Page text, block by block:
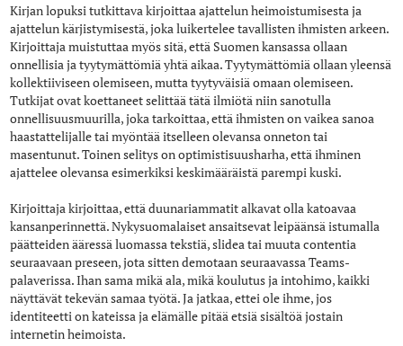
Kirjan lopuksi tutkittava kirjoittaa ajattelun heimoistumisesta ja
ajattelun kärjistymisestä, joka luikertelee tavallisten ihmisten arkeen.
Kirjoittaja muistuttaa myös sitä, että Suomen kansassa ollaan
onnellisia ja tyytymättömiä yhtä aikaa. Tyytymättömiä ollaan yleensä
kollektiiviseen olemiseen, mutta tyytyväisiä omaan olemiseen.
Tutkijat ovat koettaneet selittää tätä ilmiötä niin sanotulla
onnellisuusmuurilla, joka tarkoittaa, että ihmisten on vaikea sanoa
haastattelijalle tai myöntää itselleen olevansa onneton tai
masentunut. Toinen selitys on optimistisuusharha, että ihminen
ajattelee olevansa esimerkiksi keskimääräistä parempi kuski.
Kirjoittaja kirjoittaa, että duunariammatit alkavat olla katoavaa
kansanperinnettä. Nykysuomalaiset ansaitsevat leipäänsä istumalla
päätteiden ääressä luomassa tekstiä, slidea tai muuta contentia
seuraavaan preseen, jota sitten demotaan seuraavassa Teams-
palaverissa. Ihan sama mikä ala, mikä koulutus ja intohimo, kaikki
näyttävät tekevän samaa työtä. Ja jatkaa, ettei ole ihme, jos
identiteetti on kateissa ja elämälle pitää etsiä sisältöä jostain
internetin heimoista.